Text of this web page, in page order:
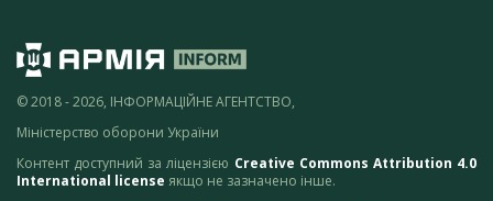
© 2018 - 2026, ІНФОРМАЦІЙНЕ АГЕНТСТВО,
Міністерство оборони України
Контент доступний за ліцензією Creative Commons Attribution 4.0
International license якщо не зазначено інше.